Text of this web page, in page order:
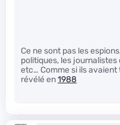
Ce ne sont pas les
politiques, les journalistes
etc… Comme si ils avaient
révélé en1988